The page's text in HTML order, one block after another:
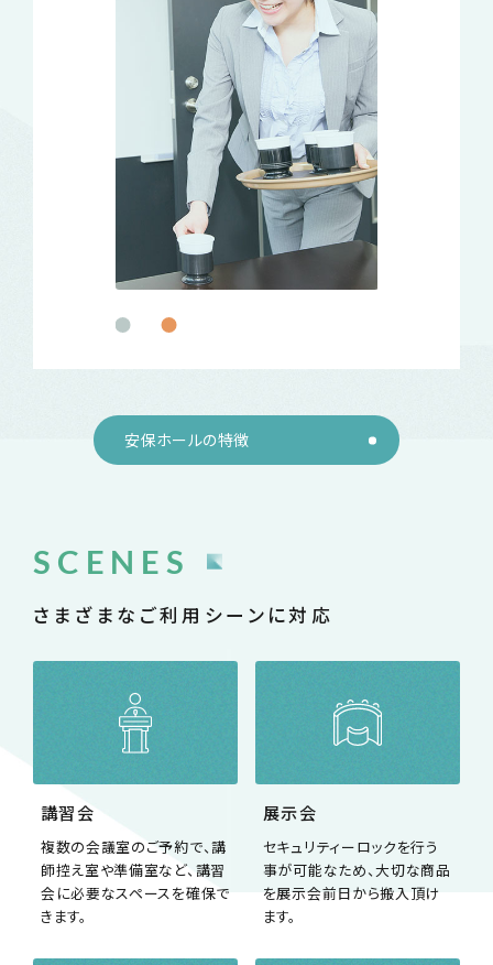
安保ホールの特徴
さまざまな ご利用シーンに対応
SCENES
講習会
複数の会議室のご予約で、講
師控え室や準備室など、講習
会に必要なスペースを確保で
きます。
展示会
セキュリティーロックを行う
事が可能なため、大切な商品
を展示会前日から搬入頂け
ます。